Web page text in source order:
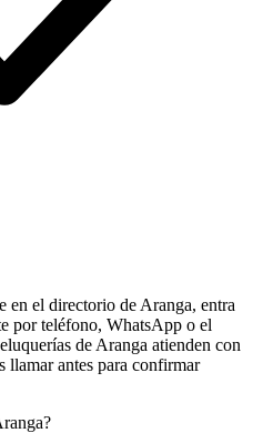
en el directorio de Aranga, entra
por teléfono, WhatsApp o el
de Aranga atienden con
llamar antes para confirmar